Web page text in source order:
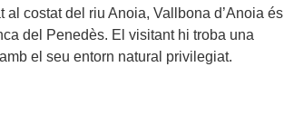
costat del riu Anoia, Vallbona d’Anoia és
del Penedès. El visitant hi troba una
el seu entorn natural privilegiat.